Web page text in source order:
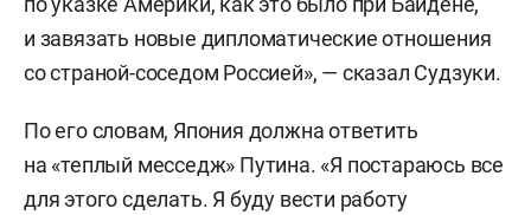
и завязать новые дипломатические отношения
со страной-соседом Россией», — сказал Судзуки.
По его словам, Япония должна ответить
на «теплый месседж» Путина. «Я постараюсь все
для этого сделать. Я буду вести работу